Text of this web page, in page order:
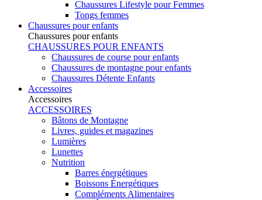
Chaussures Lifestyle pour Femmes
Tongs femmes
Chaussures pour enfants
Chaussures pour enfants
CHAUSSURES POUR ENFANTS
Chaussures de course pour enfants
Chaussures de montagne pour enfants
Chaussures Détente Enfants
Accessoires
Accessoires
ACCESSOIRES
Bâtons de Montagne
Livres, guides et magazines
Lumières
Lunettes
Nutrition
Barres énergétiques
Boissons Énergétiques
Compléments Alimentaires